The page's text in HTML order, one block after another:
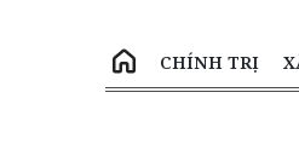
CHÍNH TRỊ